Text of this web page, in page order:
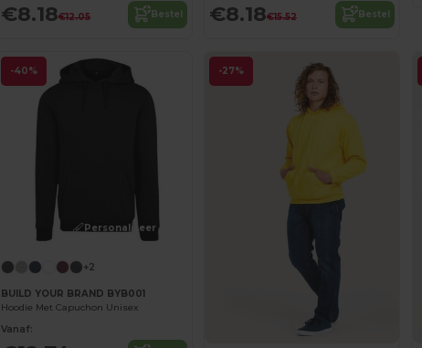
€8.18€12.05 Bestel €8.18€15.52 Bestel
-40%
Personaliseer het!
+2
BUILD YOUR BRAND BYB001
Hoodie Met Capuchon Unisex
Vanaf:
-27%